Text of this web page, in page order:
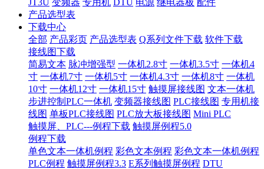
JT3U 变频器 专用机 DTU 电源 继电器板 配件
产品选型表
下载中心
全部 产品彩页 产品选型表 Q系列文件下载 软件下载
接线图下载
简易文本 脉冲增强型 一体机2.8寸 一体机3.5寸 一体机4
寸 一体机7寸 一体机5寸 一体机4.3寸 一体机8寸 一体机
10寸 一体机12寸 一体机15寸 触摸屏接线图 文本一体机
步进控制PLC一体机 变频器接线图 PLC接线图 专用机接
线图 单板PLC接线图 PLC放大板接线图 Mini PLC
触摸屏、PLC---例程下载 触摸屏例程5.0
例程下载
单色文本一体机例程 彩色文本例程 彩色文本一体机例程
PLC例程 触摸屏例程3.3 E系列触摸屏例程 DTU